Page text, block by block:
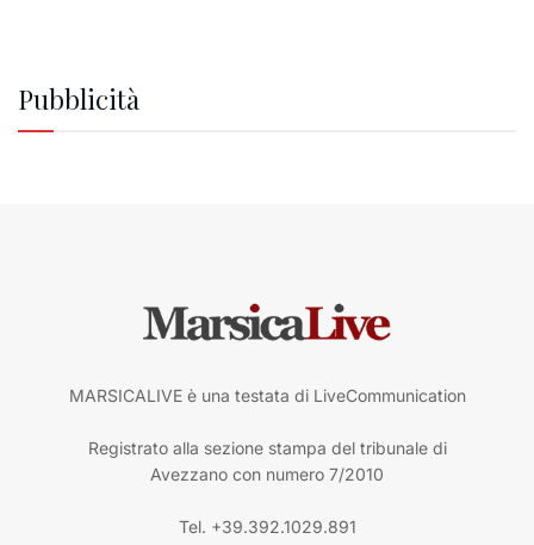
Pubblicità
MARSICALIVE è una testata di LiveCommunication
Registrato alla sezione stampa del tribunale di
Avezzano con numero 7/2010
Tel. +39.392.1029.891